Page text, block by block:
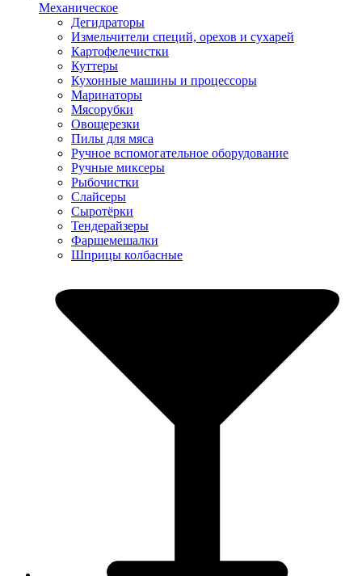
Механическое
Дегидраторы
Измельчители специй, орехов и сухарей
Картофелечистки
Куттеры
Кухонные машины и процессоры
Маринаторы
Мясорубки
Овощерезки
Пилы для мяса
Ручное вспомогательное оборудование
Ручные миксеры
Рыбочистки
Слайсеры
Сыротёрки
Тендерайзеры
Фаршемешалки
Шприцы колбасные